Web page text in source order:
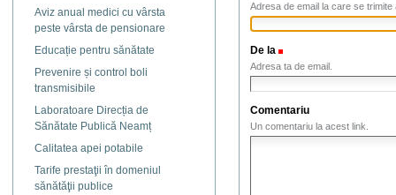
Aviz anual medici cu vârsta
peste vârsta de pensionare
Educație pentru sănătate
Prevenire și control boli
transmisibile
Laboratoare Direcția de
Sănătate Publică Neamț
Calitatea apei potabile
Tarife prestaţii în domeniul
sănătăţii publice
Adresa de email la care se trimite
De la
Adresa ta de email.
Comentariu
Un comentariu la acest link.